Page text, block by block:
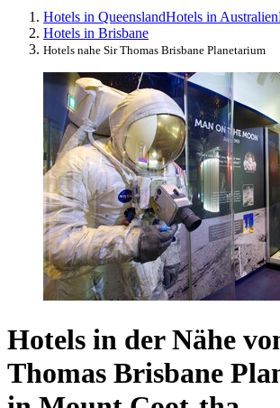
Hotels in QueenslandHotels in Australien
Hotels in Brisbane
Hotels nahe Sir Thomas Brisbane Planetarium
Hotels in der Nähe
Thomas Brisbane